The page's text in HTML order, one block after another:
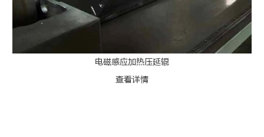
电磁感应加热压延辊
查看详情